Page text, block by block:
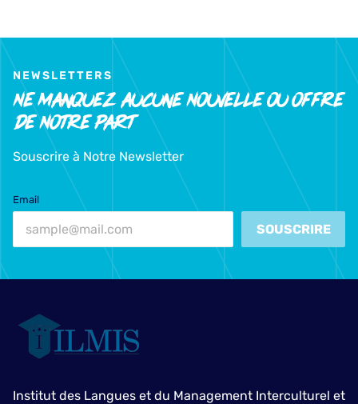
NEWSLETTERS
Ne Manquez Aucune Nouvelle Ou Offre
De Notre Part
Souscrire à Notre Newsletter
Email
SOUSCRIRE
Institut des Langues et du Management Interculturel et